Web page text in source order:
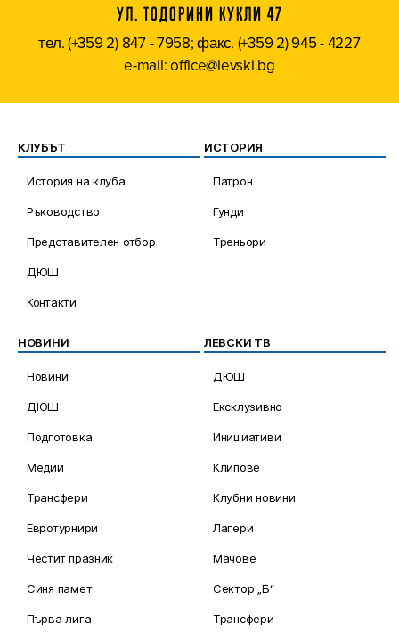
УЛ. ТОДОРИНИ КУКЛИ 47
тел. (+359 2) 847 - 7958; факс. (+359 2) 945 - 4227
e-mail: office@levski.bg
КЛУБЪТ
История на клуба
Ръководство
Представителен отбор
ДЮШ
Контакти
ИСТОРИЯ
Патрон
Гунди
Треньори
НОВИНИ
Новини
ДЮШ
Подготовка
Медии
Трансфери
Евротурнири
Честит празник
Синя памет
Първа лига
ЛЕВСКИ ТВ
ДЮШ
Ексклузивно
Инициативи
Клипове
Клубни новини
Лагери
Мачове
Сектор „Б“
Трансфери